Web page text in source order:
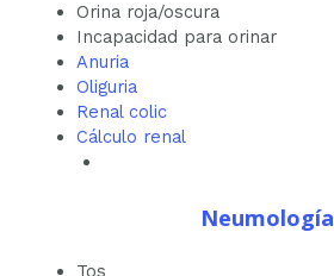
Orina roja/oscura
Incapacidad para orinar
Anuria
Oliguria
Renal colic
Cálculo renal
Neumología
Tos